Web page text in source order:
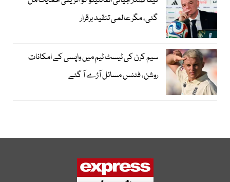
گئی، مگر عالمی تنقید برقرار
سیم کرن کی ٹیسٹ ٹیم میں واپسی کے امکانات
روشن، فٹنس مسائل آڑے آ گئے